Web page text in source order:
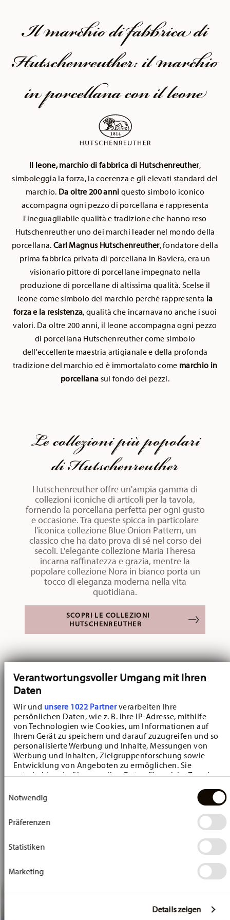
Verantwortungsvoller Umgang mit Ihren
Daten
Wir und unsere 1022 Partnerverarbeiten Ihre
persönlichen Daten, wie z. B. Ihre IP-Adresse, mithilfe
von Technologien wie Cookies, um Informationen auf
Ihrem Gerät zu speichern und darauf zuzugreifen und so
personalisierte Werbung und Inhalte, Messungen von
Werbung und Inhalten, Zielgruppenforschung sowie
Entwicklung von Angeboten zu ermöglichen. Sie
entscheiden darüber, wer Ihre Daten für welche Zwecke
Cookie-Erklärung oder durch Klicken auf das Privacy
Trigger Symbol ändern oder widerrufen
Wenn Sie es erlauben, würden wir auch gerne:
erfassen, welche bis auf einige Meter genau sein
Ihr Gerät durch aktives Scannen nach bestimmten
Merkmalen (Fingerprinting) identifizieren
Notwendig
Präferenzen
Statistiken
Marketing
Details zeigen
Il marchio di fabbrica di
Hutschenreuther: il marchio
in porcellana con il leone
Il leone, marchio di fabbrica di Hutschenreuther,
simboleggia la forza, la coerenza e gli elevati standard del
marchio. Da oltre 200 anni questo simbolo iconico
accompagna ogni pezzo di porcellana e rappresenta
l'ineguagliabile qualità e tradizione che hanno reso
Hutschenreuther uno dei marchi leader nel mondo della
porcellana. Carl Magnus Hutschenreuther, fondatore della
prima fabbrica privata di porcellana in Baviera, era un
visionario pittore di porcellane impegnato nella
produzione di porcellane di altissima qualità. Scelse il
leone come simbolo del marchio perché rappresenta la
forza e la resistenza, qualità che incarnavano anche i suoi
valori. Da oltre 200 anni, il leone accompagna ogni pezzo
di porcellana Hutschenreuther come simbolo
dell'eccellente maestria artigianale e della profonda
tradizione del marchio ed è immortalato come marchio in
porcellana sul fondo dei pezzi.
Le collezioni più popolari
di Hutschenreuther
Hutschenreuther offre un'ampia gamma di
collezioni iconiche di articoli per la tavola,
fornendo la porcellana perfetta per ogni gusto
e occasione. Tra queste spicca in particolare
l'iconica collezione Blue Onion Pattern, un
classico che ha dato prova di sé nel corso dei
secoli. L'elegante collezione Maria Theresa
incarna raffinatezza e grazia, mentre la
popolare collezione Nora in bianco porta un
tocco di eleganza moderna nella vita
quotidiana.
SCOPRI LE COLLEZIONI
HUTSCHENREUTHER